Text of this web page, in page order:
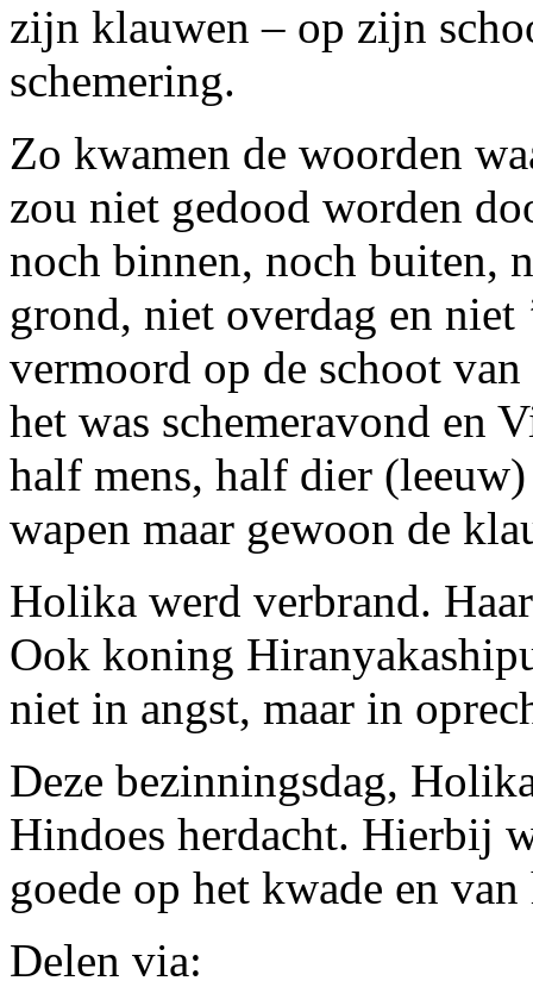
zijn klauwen – op zijn
schemering.
Zo kwamen de woorden
zou niet gedood worden
noch binnen, noch buiten,
grond, niet overdag en niet
vermoord op de schoot
het was schemeravond en
half mens, half dier
wapen maar gewoon de
Holika werd verbrand.
Ook koning
niet in angst, maar in
Deze bezinningsdag,
Hindoes herdacht. Hierbij
goede op het kwade en
Delen via: